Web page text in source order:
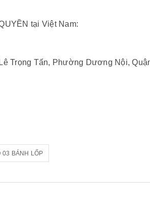
tại Việt Nam:
Trọng Tấn, Phường Dương Nội,
03 BÁNH LỐP